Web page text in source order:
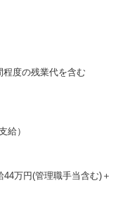
度の残業代を含む
給）
万円(管理職手当含む)＋